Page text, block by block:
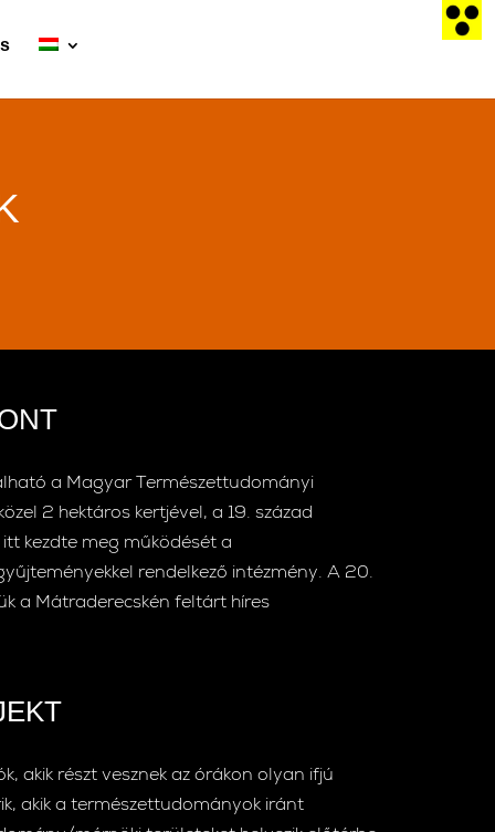
a Magyar Természettudományi
2 hektáros kertjével, a 19. század
kezdte meg működését a
rendelkező intézmény. A 20.
a Mátraderecskén feltárt híres
akik részt vesznek az órákon olyan ifjú
akik a természettudományok iránt